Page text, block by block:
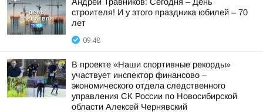
строителя! И у этого праздника юбилей – 70
лет
09:48
В проекте «Наши спортивные рекорды»
участвует инспектор финансово –
экономического отдела следственного
управления СК России по Новосибирской
области Алексей Чернявский